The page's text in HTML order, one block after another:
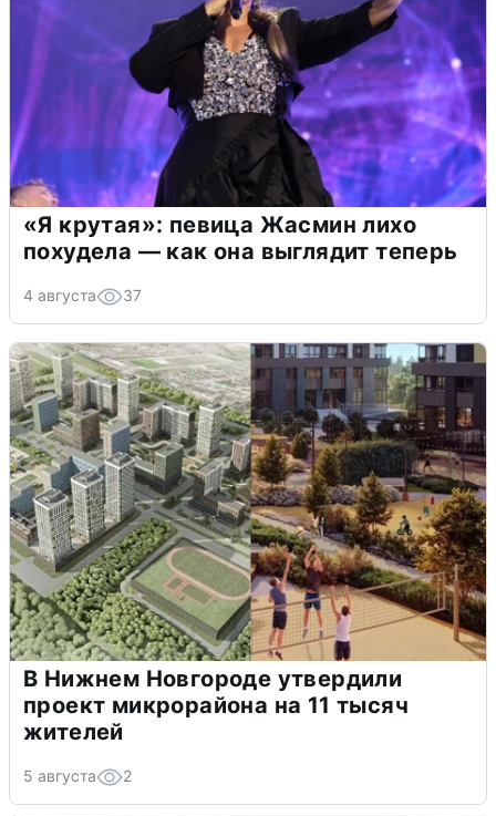
«Я крутая»: певица Жасмин лихо
похудела — как она выглядит теперь
4 августа 37
В Нижнем Новгороде утвердили
проект микрорайона на 11 тысяч
жителей
5 августа 2